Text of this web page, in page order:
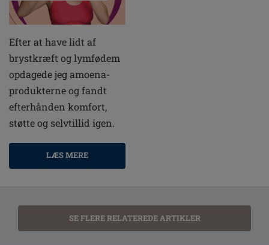
Efter at have lidt af
brystkræft og lymfødem
opdagede jeg amoena-
produkterne og fandt
efterhånden komfort,
støtte og selvtillid igen.
LÆS MERE
SE FLERE RELATEREDE ARTIKLER